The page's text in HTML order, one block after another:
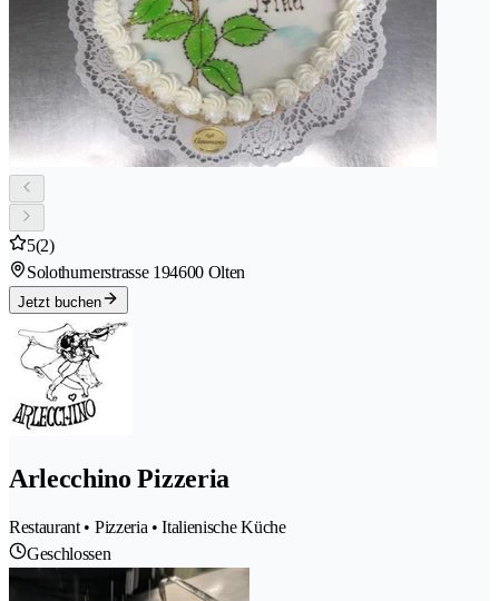
5(2)
Solothurnerstrasse 194600 Olten
Jetzt buchen
Arlecchino Pizzeria
Restaurant • Pizzeria • Italienische Küche
Geschlossen